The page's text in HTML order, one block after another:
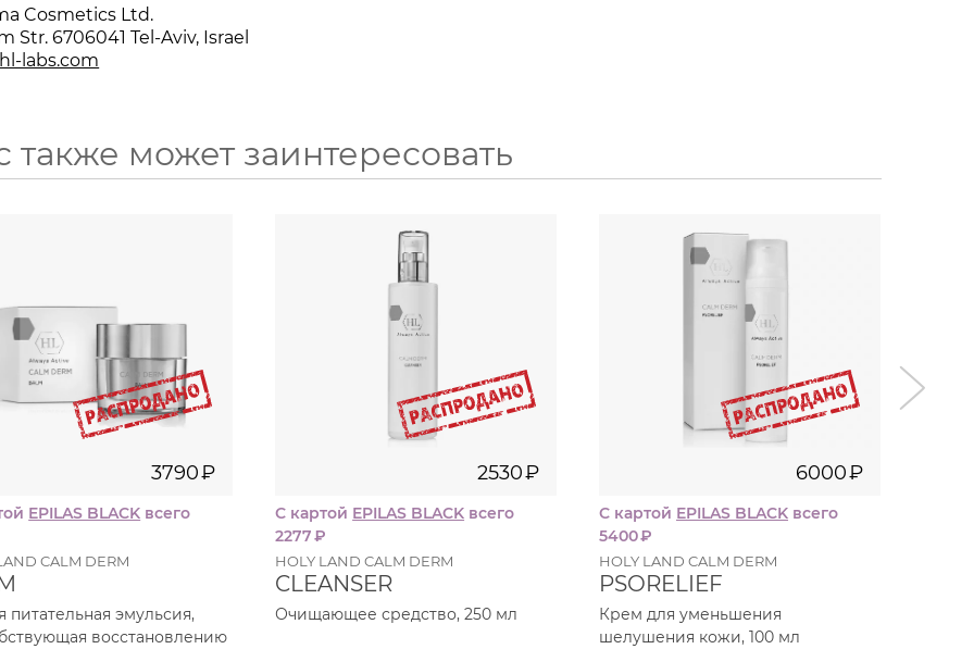
Cosmetics Ltd.
Str. 6706041 Tel-Aviv, Israel
labs.com
также может заинтересовать
i
3790₽
EPILAS BLACK всего
CALM DERM
питательная эмульсия,
восстановлению
2530₽
С картой EPILAS BLACK всего
2277₽
HOLY LAND CALM DERM
CLEANSER
Очищающее средство, 250 мл
100
6000₽
С картой EPILAS BLACK всего
5400₽
HOLY LAND CALM DERM
PSORELIEF
Крем для уменьшения
шелушения кожи, 100 мл